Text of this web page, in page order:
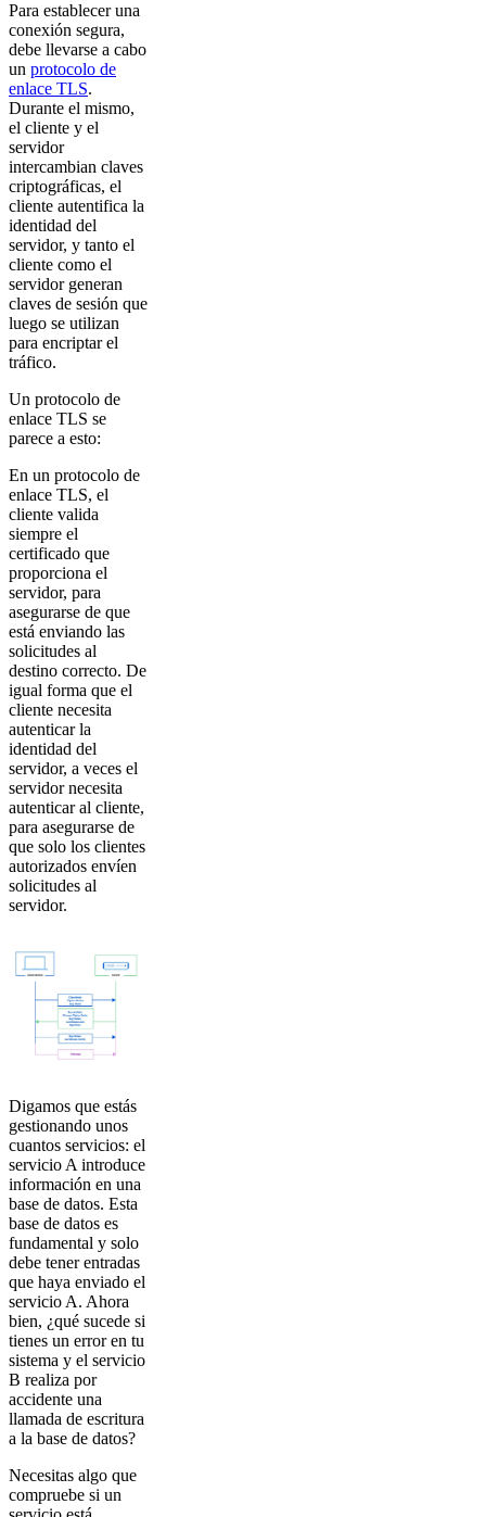
Para establecer una
conexión segura,
debe llevarse a cabo
un protocolo de
enlace TLS.
Durante el mismo,
el cliente y el
servidor
intercambian claves
criptográficas, el
cliente autentifica la
identidad del
servidor, y tanto el
cliente como el
servidor generan
claves de sesión que
luego se utilizan
para encriptar el
tráfico.
Un protocolo de
enlace TLS se
parece a esto:
En un protocolo de
enlace TLS, el
cliente valida
siempre el
certificado que
proporciona el
servidor, para
asegurarse de que
está enviando las
solicitudes al
destino correcto. De
igual forma que el
cliente necesita
autenticar la
identidad del
servidor, a veces el
servidor necesita
autenticar al cliente,
para asegurarse de
que solo los clientes
autorizados envíen
solicitudes al
servidor.
Digamos que estás
gestionando unos
cuantos servicios: el
servicio A introduce
información en una
base de datos. Esta
base de datos es
fundamental y solo
debe tener entradas
que haya enviado el
servicio A. Ahora
bien, ¿qué sucede si
tienes un error en tu
sistema y el servicio
B realiza por
accidente una
llamada de escritura
a la base de datos?
Necesitas algo que
compruebe si un